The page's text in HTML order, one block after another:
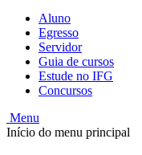
Aluno
Egresso
Servidor
Guia de cursos
Estude no IFG
Concursos
Menu
Início do menu principal